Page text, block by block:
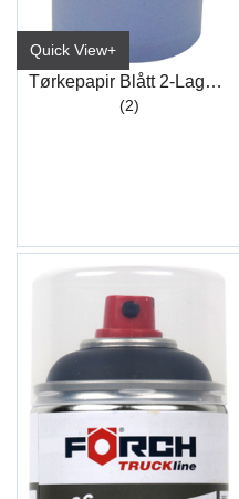
Quick View+
Tørkepapir Blått 2-Lags 38x36cm (1000)
(2)